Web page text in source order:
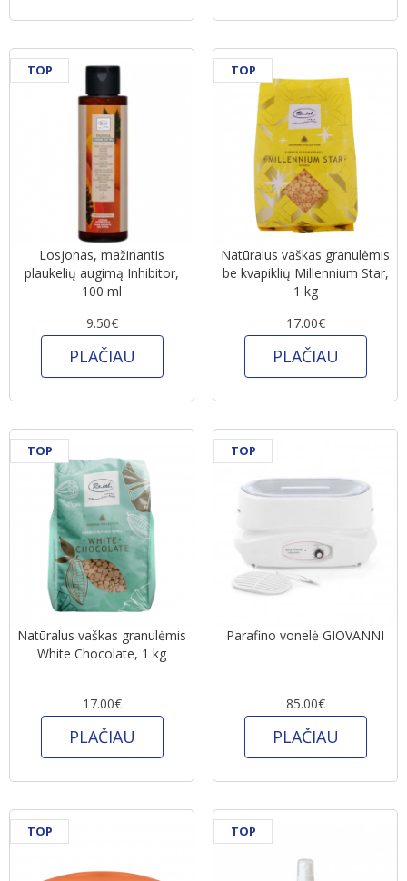
Losjonas, mažinantis
plaukelių augimą Inhibitor,
100 ml
9.50€
PLAČIAU
TOP
Natūralus vaškas granulėmis
be kvapiklių Millennium Star,
1 kg
17.00€
PLAČIAU
TOP
Natūralus vaškas granulėmis
White Chocolate, 1 kg
17.00€
PLAČIAU
TOP
Parafino vonelė GIOVANNI
85.00€
PLAČIAU
TOP
TOP TOP